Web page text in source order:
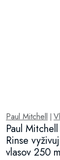
Paul Mitchell
Paul
Rinse
vlasov 250